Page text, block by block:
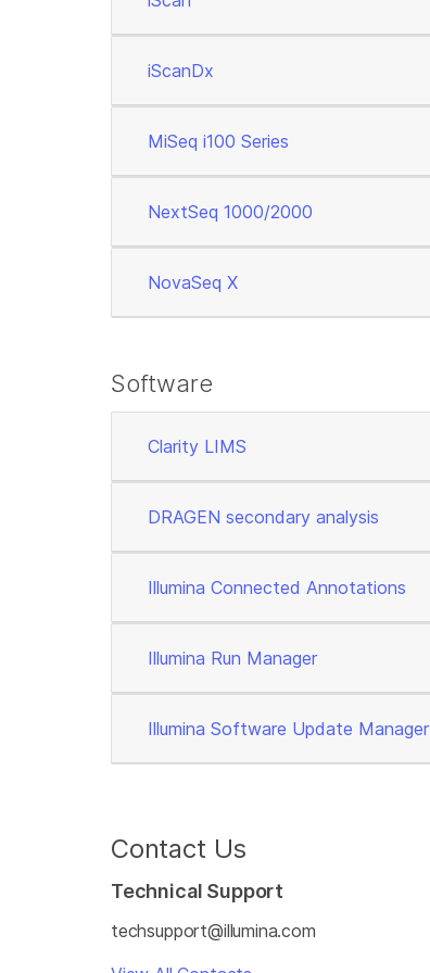
iScanDx
MiSeq i100 Series
NextSeq 1000/2000
NovaSeq X
Software
Clarity LIMS
DRAGEN secondary analysis
Illumina Connected Annotations
Illumina Run Manager
Illumina Software Update Manager
Contact Us
Technical Support
techsupport@illumina.com